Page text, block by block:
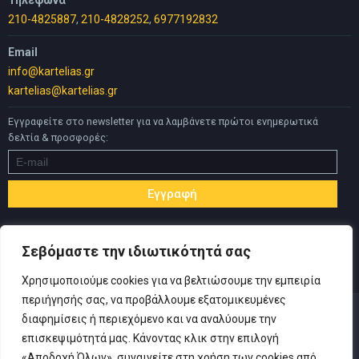
Σεβόμαστε την ιδιωτικότητά σας
Χρησιμοποιούμε cookies για να βελτιώσουμε την εμπειρία
περιήγησής σας, να προβάλλουμε εξατομικευμένες
διαφημίσεις ή περιεχόμενο και να αναλύουμε την
επισκεψιμότητά μας. Κάνοντας κλικ στην επιλογή
210-4825887, 210-4828252, 6977192832
Email
info@kartelias.gr
kartelias@kartelias.gr
Εγγραφείτε στο newsletter για να λαμβάνετε πρώτοι ενημερωτικά
δελτία & προσφορές: